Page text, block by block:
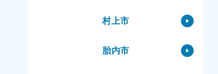
村上市
胎内市